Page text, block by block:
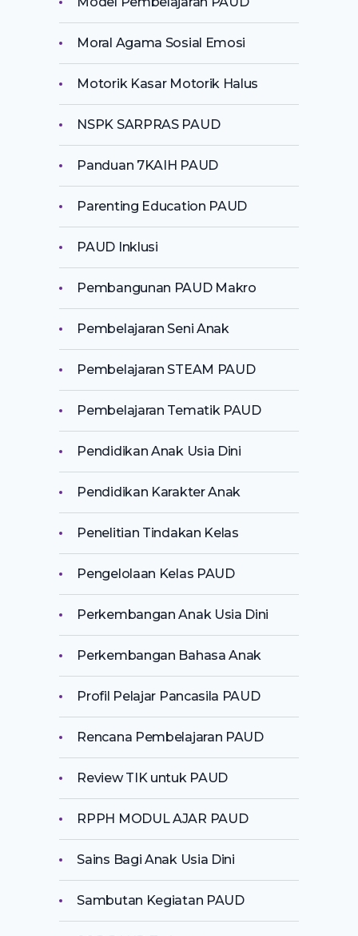
Moral Agama Sosial Emosi
Motorik Kasar Motorik Halus
NSPK SARPRAS PAUD
Panduan 7KAIH PAUD
Parenting Education PAUD
PAUD Inklusi
Pembangunan PAUD Makro
Pembelajaran Seni Anak
Pembelajaran STEAM PAUD
Pembelajaran Tematik PAUD
Pendidikan Anak Usia Dini
Pendidikan Karakter Anak
Penelitian Tindakan Kelas
Pengelolaan Kelas PAUD
Perkembangan Anak Usia Dini
Perkembangan Bahasa Anak
Profil Pelajar Pancasila PAUD
Rencana Pembelajaran PAUD
Review TIK untuk PAUD
RPPH MODUL AJAR PAUD
Sains Bagi Anak Usia Dini
Sambutan Kegiatan PAUD